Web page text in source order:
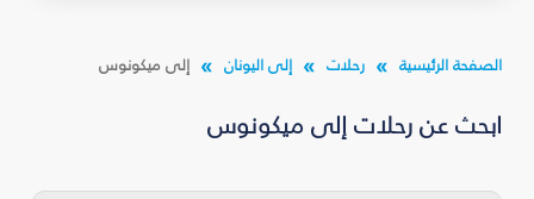
الصفحة الرئيسية رحلات إلى اليونان إلى ميكونوس
ابحث عن رحلات إلى ميكونوس